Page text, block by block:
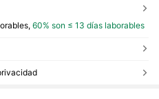
60% son ≤ 13 días laborables